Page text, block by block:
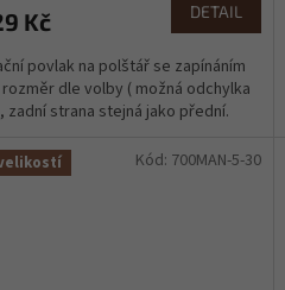
Kč DETAIL
povlak na polštář se zapínáním
dle volby ( možná odchylka
zadní strana stejná jako přední.
Kód: 700MAN-5-30